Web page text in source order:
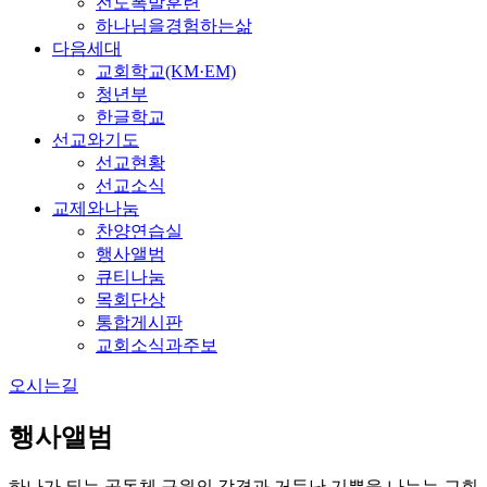
하나님을경험하는삶
다음세대
교회학교(KM·EM)
청년부
한글학교
선교와기도
선교현황
선교소식
교제와나눔
찬양연습실
행사앨범
큐티나눔
목회단상
통합게시판
교회소식과주보
오시는길
행사앨범